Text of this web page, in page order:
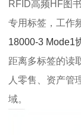
RFID高频HF图
专用标签，工作
18000-3 Mode1
距离多标签的读
人零售、资产管
域。